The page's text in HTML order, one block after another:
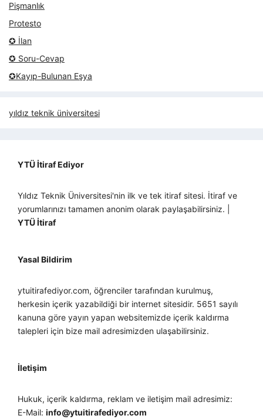
Pişmanlık
Protesto
✪ İlan
✪ Soru-Cevap
✪Kayıp-Bulunan Eşya
yıldız teknik üniversitesi
YTÜ İtiraf Ediyor
Yıldız Teknik Üniversitesi'nin ilk ve tek itiraf sitesi. İtiraf ve
yorumlarınızı tamamen anonim olarak paylaşabilirsiniz. |
YTÜ İtiraf
Yasal Bildirim
ytuitirafediyor.com, öğrenciler tarafından kurulmuş,
herkesin içerik yazabildiği bir internet sitesidir. 5651 sayılı
kanuna göre yayın yapan websitemizde içerik kaldırma
talepleri için bize mail adresimizden ulaşabilirsiniz.
İletişim
Hukuk, içerik kaldırma, reklam ve iletişim mail adresimiz:
E-Mail: info@ytuitirafediyor.com